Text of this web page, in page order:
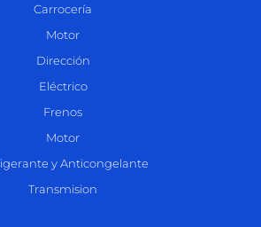
Carrocería
Motor
Dirección
Eléctrico
Frenos
Motor
y Anticongelante
Transmision